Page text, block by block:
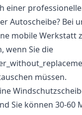
einer
Autoscheibe? Bei
mobile Werkstatt
wenn Sie die
müssen.
Sie können 30-60